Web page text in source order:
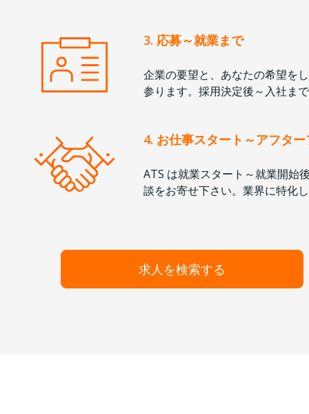
3. 応募～就業まで
企業の要望と、あなたの希望を
参ります。採用決定後～入社ま
4. お仕事スタート～アフタ
ATS は就業スタート～就業開始
談をお寄せ下さい。業界に特化
求人を検索する